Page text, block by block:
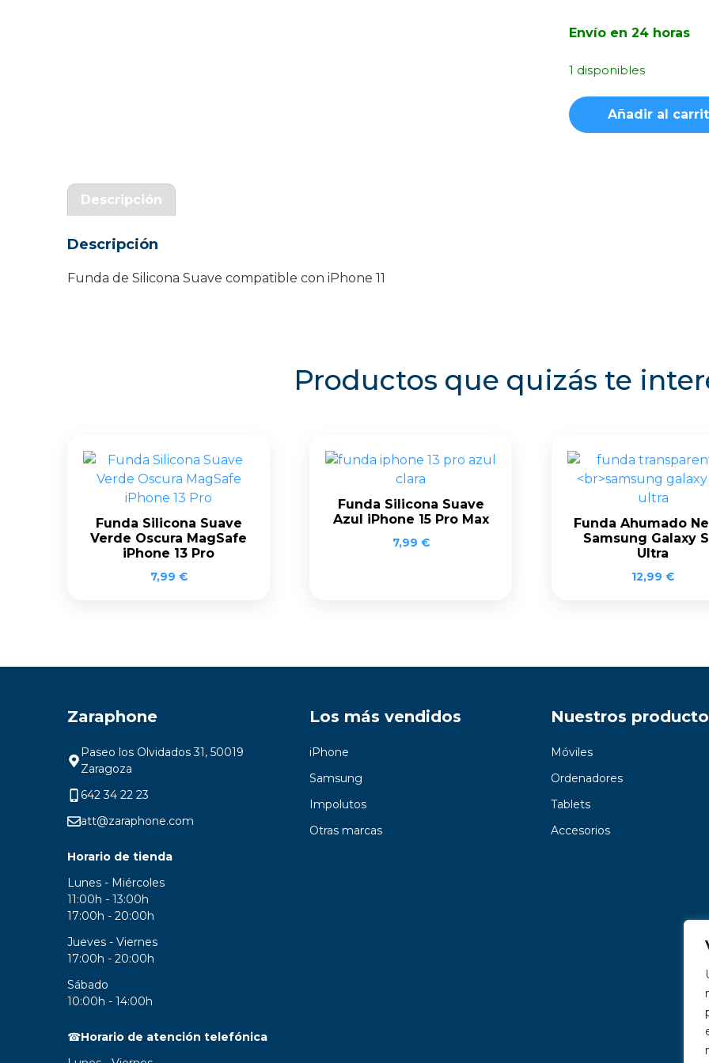
Envío en 24 horas
1 disponibles
Funda
Silicona
Añadir al
Descripción
Descripción
Funda de Silicona Suave compatible con iPhone 11
Productos que quizás te
Funda Silicona Suave
Verde Oscura MagSafe
iPhone 13 Pro
7,99 €
Funda Silicona Suave
Azul iPhone 15 Pro Max
7,99 €
Funda Ahumado
Samsung Galaxy
Ultra
12,99 €
Zaraphone
Paseo los Olvidados 31, 50019
Zaragoza
642 34 22 23
att@zaraphone.com
Horario de tienda
Lunes - Miércoles
11:00h - 13:00h
17:00h - 20:00h
Jueves - Viernes
17:00h - 20:00h
Sábado
10:00h - 14:00h
☎Horario de atención telefónica
Los más vendidos
iPhone
Samsung
Impolutos
Otras marcas
Nuestros
Móviles
Ordenadores
Tablets
Accesorios